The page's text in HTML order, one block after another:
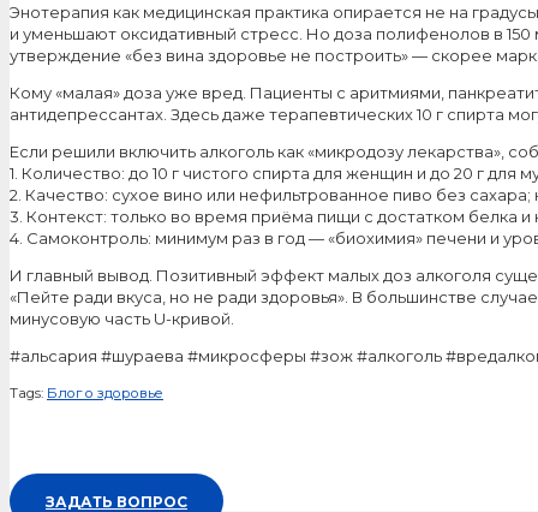
Энотерапия как медицинская практика опирается не на
и уменьшают оксидативный стресс. Но доза полифенолов в
утверждение «без вина здоровье не построить» — скорее
Кому «малая» доза уже вред. Пациенты с аритмиями,
антидепрессантах. Здесь даже терапевтических 10 г спирта
Если решили включить алкоголь как «микродозу лекарства»,
1. Количество: до 10 г чистого спирта для женщин и до 20 г
2. Качество: сухое вино или нефильтрованное пиво без
3. Контекст: только во время приёма пищи с достатком белка
4. Самоконтроль: минимум раз в год — «биохимия» печени и
И главный вывод. Позитивный эффект малых доз алкоголя
«Пейте ради вкуса, но не ради здоровья». В большинстве
минусовую часть U-кривой.
#альсария #шураева #микросферы #зож #алкоголь
Tags: Блог о здоровье
ЗАДАТЬ ВОПРОС